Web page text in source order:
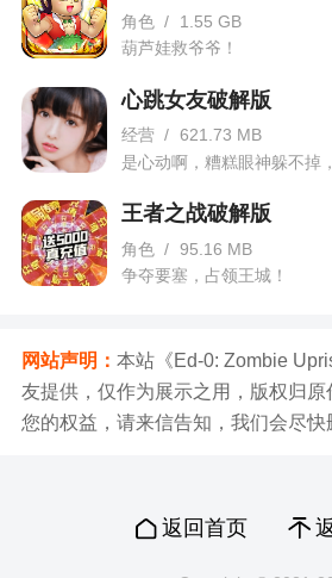
角色 /
1.55 GB
葫芦娃救爷爷！
心跳女友破解版
经营 / 621.73 MB
是心动啊，糟糕眼神躲不掉
王者之战破解版
角色 / 95.16 MB
争夺要塞，占领王城！
网站声明： 本站《Ed-0: Zombie
友提供，仅作为展示之用，版权归原
您的权益，请来信告知，我们会尽快
返回首页